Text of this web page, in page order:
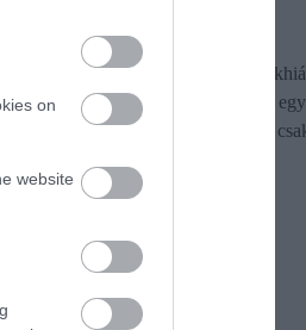
on
website
A tartós hőség és a
apasztotta a Rajnát. Európa
útvonalán a teherhajók már
rectangle